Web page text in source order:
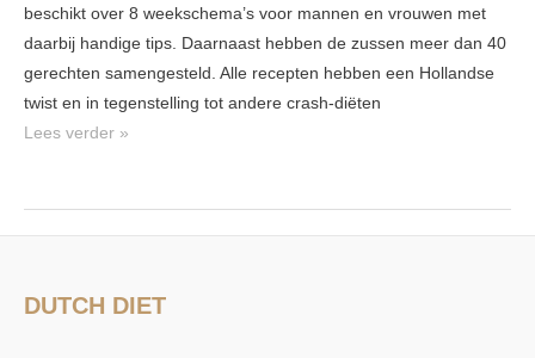
beschikt over 8 weekschema’s voor mannen en vrouwen met
daarbij handige tips. Daarnaast hebben de zussen meer dan 40
gerechten samengesteld. Alle recepten hebben een Hollandse
twist en in tegenstelling tot andere crash-diëten
Lees verder »
DUTCH DIET